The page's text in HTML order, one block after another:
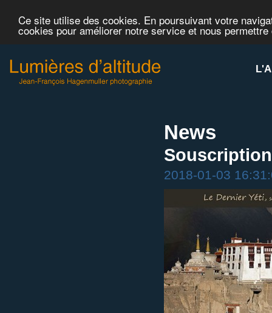
Ce site utilise des cookies. En poursuivant votre
cookies pour améliorer notre service et nous
News
2018-01-03